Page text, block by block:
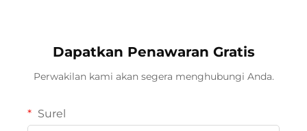
Dapatkan Penawaran Gratis
Perwakilan kami akan segera menghubungi Anda.
Surel